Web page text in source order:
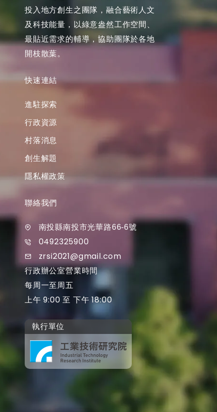
投入地方創生之團隊，融合藝術人文
及科技能量，以綠意盎然工作空間、
最貼近需求的輔導，協助團隊於各地
開枝散葉。
快速連結
進駐探索
行政資源
村落消息
創生解題
隱私權政策
聯絡我們
南投縣南投市光華路66-6號
0492325900
zrsi2021@gmail.com
行政辦公室營業時間
每周一至周五
上午 9:00 至 下午 18:00
執行單位